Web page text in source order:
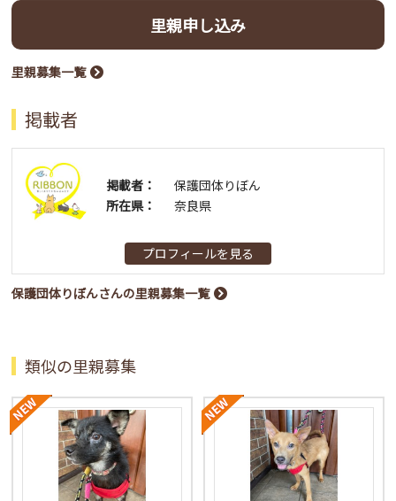
里親申し込み
里親募集一覧
掲載者
掲載者：
保護団体りぼん
所在県：
奈良県
プロフィールを見る
保護団体りぼんさんの里親募集一覧
類似の里親募集